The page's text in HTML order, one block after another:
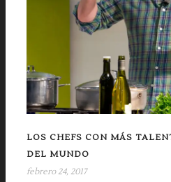
LOS CHEFS CON MÁS
DEL MUNDO
febrero 24, 2017